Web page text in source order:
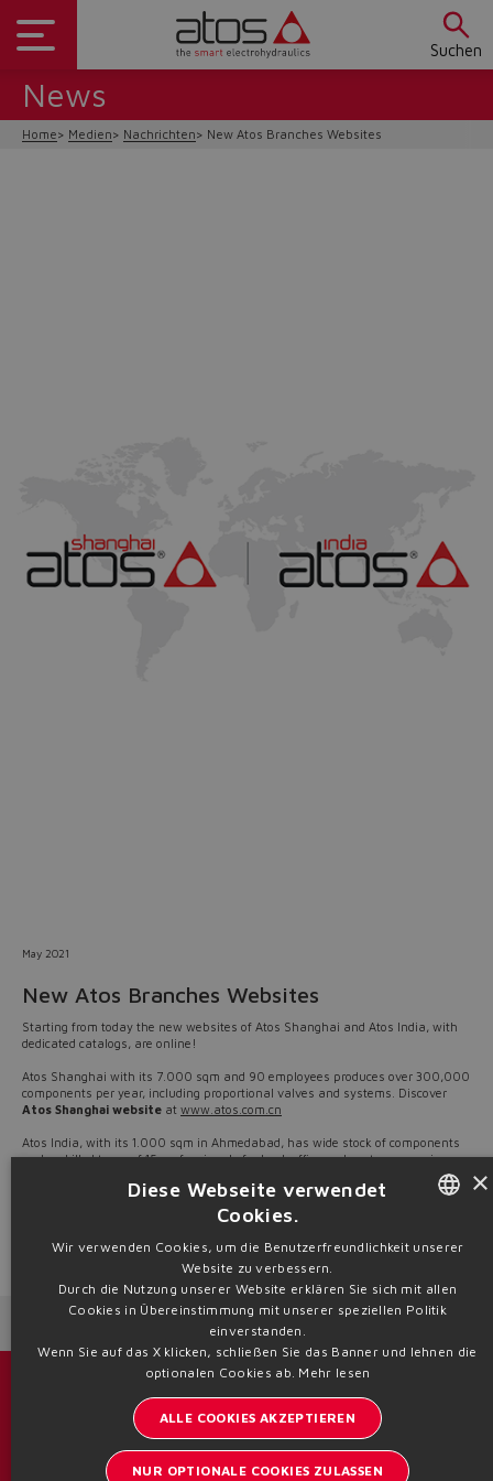
Suchen
News
Home Medien Nachrichten New Atos Branches Websites
May 2021
New Atos Branches Websites
Starting from today the new websites of Atos Shanghai and Atos India, with
dedicated catalogs, are online!
Atos Shanghai with its 7.000 sqm and 90 employees produces over 300,000
components per year, including proportional valves and systems. Discover
Atos Shanghai website at www.atos.com.cn
Atos India, with its 1.000 sqm in Ahmedabad, has wide stock of components
and a skilled team of 15 professionals for back office and customer service.
Local production of conventional valves, same range of Atos Sh, will be set up
until the year end. Discover Atos India websiteatwww.atosindia.in
Atos, today even closer to Chinese and Indian customers!
Bleiben Sie informiert über Atos
Anmeldung zum Newsletter
GERMAN
SPANISH
×
Diese Webseite verwendet
Cookies.
Wir verwenden Cookies, um die Benutzerfreundlichkeit unserer
Website zu verbessern.
Durch die Nutzung unserer Website erklären Sie sich mit allen
Cookies in Übereinstimmung mit unserer speziellen Politik
einverstanden.
Wenn Sie auf das X klicken, schließen Sie das Banner und lehnen die
optionalen Cookies ab. Mehr lesen
ALLE COOKIES AKZEPTIEREN
NUR OPTIONALE COOKIES ZULASSEN